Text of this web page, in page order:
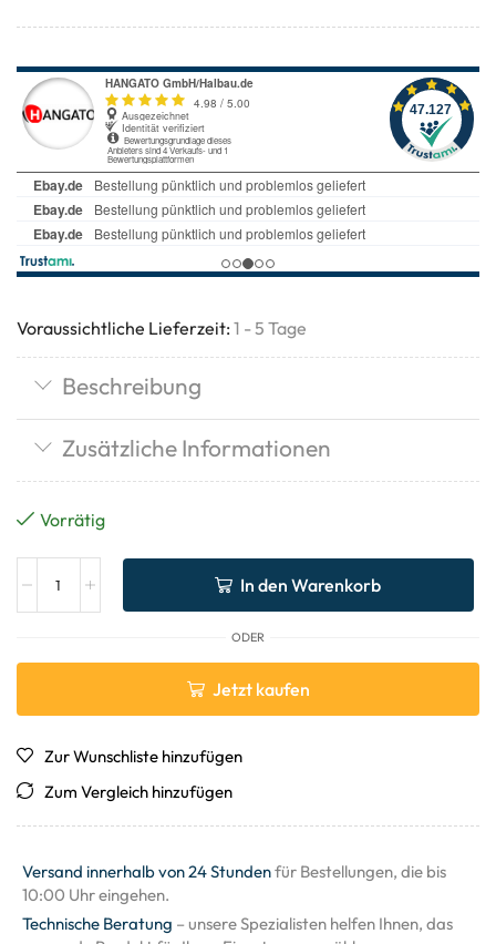
Voraussichtliche Lieferzeit: 1 - 5 Tage
Beschreibung
Zusätzliche Informationen
Vorrätig
In den Warenkorb
ODER
Jetzt kaufen
Zur Wunschliste hinzufügen
Zum Vergleich hinzufügen
Versand innerhalb von 24 Stundenfür Bestellungen, die bis
10:00 Uhr eingehen.
Technische Beratung – unsere Spezialisten helfen Ihnen, das